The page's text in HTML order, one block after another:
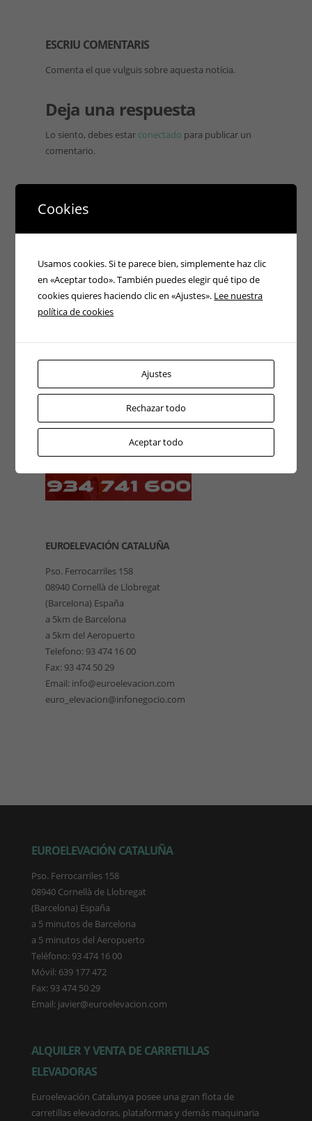
ESCRIU COMENTARIS
Comenta el que vulguis sobre aquesta notícia.
Deja una respuesta
Lo siento, debes estar conectado para publicar un
comentario.
ATENCIÓN 24H
EUROELEVACIÓN CATALUÑA
Pso. Ferrocarriles 158
08940 Cornellà de Llobregat
(Barcelona) España
a 5km de Barcelona
a 5km del Aeropuerto
Telefono: 93 474 16 00
Fax: 93 474 50 29
Email: info@euroelevacion.com
euro_elevacion@infonegocio.com
EUROELEVACIÓN CATALUÑA
Pso. Ferrocarriles 158
08940 Cornellà de Llobregat
(Barcelona) España
a 5 minutos de Barcelona
a 5 minutos del Aeropuerto
Teléfono: 93 474 16 00
Móvil: 639 177 472
Fax: 93 474 50 29
Email: javier@euroelevacion.com
ALQUILER Y VENTA DE CARRETILLAS
ELEVADORAS
Euroelevación Catalunya posee una gran flota de
carretillas elevadoras, plataformas y demás maquinaria
Cookies
Usamos cookies. Si te parece bien, simplemente haz clic
en «Aceptar todo». También puedes elegir qué tipo de
cookies quieres haciendo clic en «Ajustes». Lee nuestra
política de cookies
Ajustes
Rechazar todo
Aceptar todo